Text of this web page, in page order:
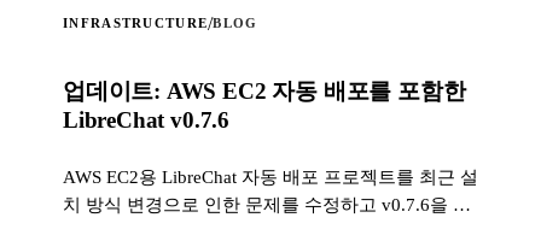
INFRASTRUCTURE/BLOG
업데이트: AWS EC2 자동 배포를 포함한
LibreChat v0.7.6
AWS EC2용 LibreChat 자동 배포 프로젝트를 최근 설
치 방식 변경으로 인한 문제를 수정하고 v0.7.6을 지